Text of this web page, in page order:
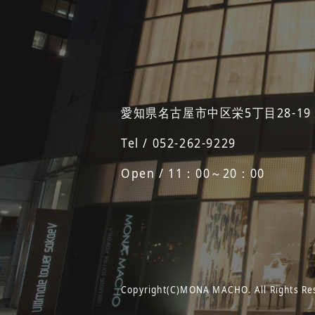
愛知県名古屋市中区栄5丁目28-
Tel / 052-262-9229
Open / 11：00～20：00
Copyright(C)MONA MACHO. All Rights